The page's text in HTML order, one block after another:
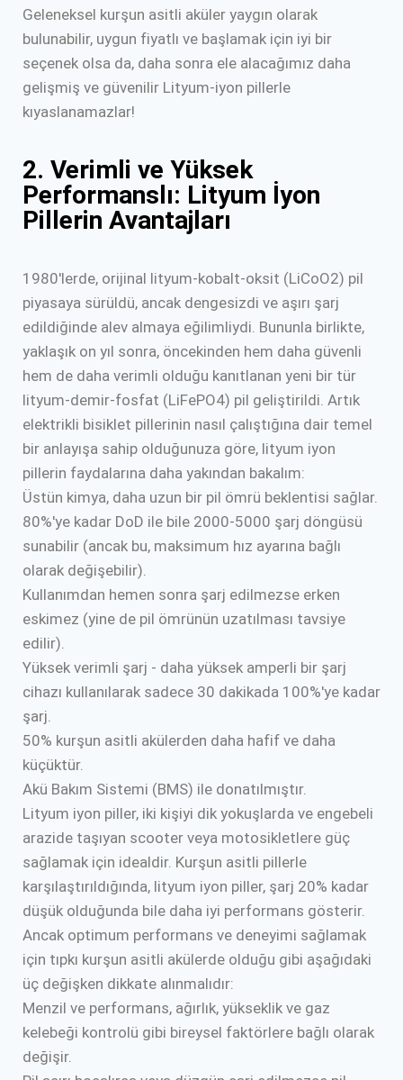
Geleneksel kurşun asitli aküler yaygın olarak
bulunabilir, uygun fiyatlı ve başlamak için iyi bir
seçenek olsa da, daha sonra ele alacağımız daha
gelişmiş ve güvenilir Lityum-iyon pillerle
kıyaslanamazlar!
2. Verimli ve Yüksek
Performanslı: Lityum İyon
Pillerin Avantajları
1980'lerde, orijinal lityum-kobalt-oksit (LiCoO2) pil
piyasaya sürüldü, ancak dengesizdi ve aşırı şarj
edildiğinde alev almaya eğilimliydi. Bununla birlikte,
yaklaşık on yıl sonra, öncekinden hem daha güvenli
hem de daha verimli olduğu kanıtlanan yeni bir tür
lityum-demir-fosfat (LiFePO4) pil geliştirildi. Artık
elektrikli bisiklet pillerinin nasıl çalıştığına dair temel
bir anlayışa sahip olduğunuza göre, lityum iyon
pillerin faydalarına daha yakından bakalım:
Üstün kimya, daha uzun bir pil ömrü beklentisi sağlar.
80%'ye kadar DoD ile bile 2000-5000 şarj döngüsü
sunabilir (ancak bu, maksimum hız ayarına bağlı
olarak değişebilir).
Kullanımdan hemen sonra şarj edilmezse erken
eskimez (yine de pil ömrünün uzatılması tavsiye
edilir).
Yüksek verimli şarj - daha yüksek amperli bir şarj
cihazı kullanılarak sadece 30 dakikada 100%'ye kadar
şarj.
50% kurşun asitli akülerden daha hafif ve daha
küçüktür.
Akü Bakım Sistemi (BMS) ile donatılmıştır.
Lityum iyon piller, iki kişiyi dik yokuşlarda ve engebeli
arazide taşıyan scooter veya motosikletlere güç
sağlamak için idealdir. Kurşun asitli pillerle
karşılaştırıldığında, lityum iyon piller, şarj 20% kadar
düşük olduğunda bile daha iyi performans gösterir.
Ancak optimum performans ve deneyimi sağlamak
için tıpkı kurşun asitli akülerde olduğu gibi aşağıdaki
üç değişken dikkate alınmalıdır:
Menzil ve performans, ağırlık, yükseklik ve gaz
kelebeği kontrolü gibi bireysel faktörlere bağlı olarak
değişir.